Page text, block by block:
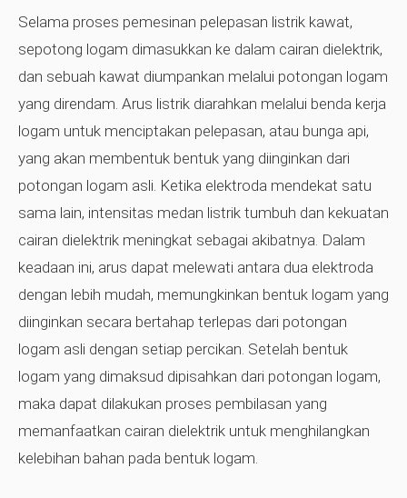
Selama proses pemesinan pelepasan listrik kawat,
sepotong logam dimasukkan ke dalam cairan dielektrik,
dan sebuah kawat diumpankan melalui potongan logam
yang direndam. Arus listrik diarahkan melalui benda kerja
logam untuk menciptakan pelepasan, atau bunga api,
yang akan membentuk bentuk yang diinginkan dari
potongan logam asli. Ketika elektroda mendekat satu
sama lain, intensitas medan listrik tumbuh dan kekuatan
cairan dielektrik meningkat sebagai akibatnya. Dalam
keadaan ini, arus dapat melewati antara dua elektroda
dengan lebih mudah, memungkinkan bentuk logam yang
diinginkan secara bertahap terlepas dari potongan
logam asli dengan setiap percikan. Setelah bentuk
logam yang dimaksud dipisahkan dari potongan logam,
maka dapat dilakukan proses pembilasan yang
memanfaatkan cairan dielektrik untuk menghilangkan
kelebihan bahan pada bentuk logam.